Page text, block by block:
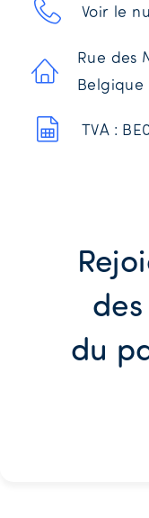
Voir le
Rue des
Belgique
TVA :
du